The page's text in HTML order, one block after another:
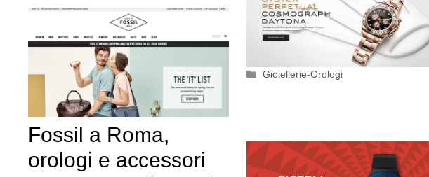
Categorie
Gioiellerie-Orologi
Fossil a Roma,
orologi e accessori